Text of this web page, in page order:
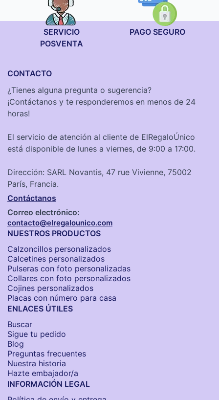
SERVICIO
POSVENTA
PAGO SEGURO
CONTACTO
¿Tienes alguna pregunta o sugerencia?
¡Contáctanos y te responderemos en menos de 24
horas!
El servicio de atención al cliente de ElRegaloÚnico
está disponible de lunes a viernes, de 9:00 a 17:00.
Dirección: SARL Novantis, 47 rue Vivienne, 75002
París, Francia.
Contáctanos
Correo electrónico:
contacto@elregalounico.com
NUESTROS PRODUCTOS
Calzoncillos personalizados​
Calcetines personalizados
Pulseras con foto personalizadas
Collares con foto personalizados
Cojines personalizados
Placas con número para casa
ENLACES ÚTILES
Buscar
Sigue tu pedido
Blog
Preguntas frecuentes
Nuestra historia
Hazte embajador/a
INFORMACIÓN LEGAL